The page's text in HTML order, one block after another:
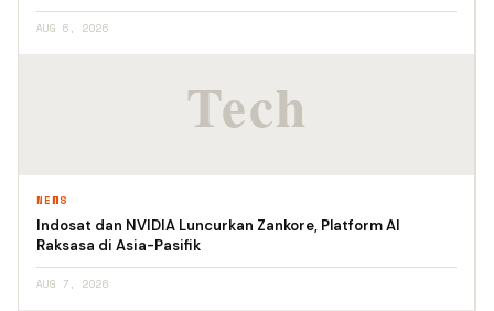
AUG 6, 2026
NEWS
Indosat dan NVIDIA Luncurkan Zankore, Platform AI
Raksasa di Asia-Pasifik
AUG 7, 2026